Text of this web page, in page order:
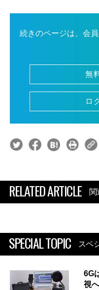
続きのページは、会
無
ロ
RELATED ARTICLE 関
SPECIAL TOPIC スペ
6G
視